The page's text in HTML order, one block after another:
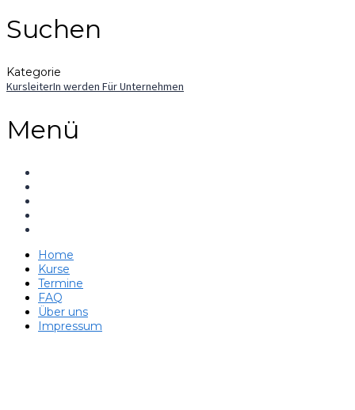
Suchen
Kategorie
KursleiterIn werden Für Unternehmen
Menü
Home
Kurse
Termine
FAQ
Über uns
Impressum